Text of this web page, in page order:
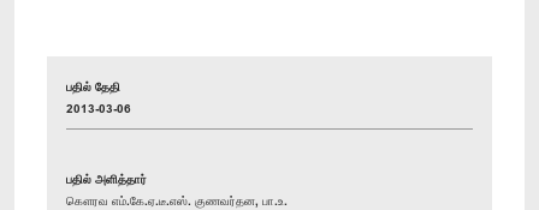
பதில் தேதி
2013-03-06
பதில் அளித்தார்
கௌரவ எம்.கே.ஏ.டீ.எஸ். குணவர்தன, பா.உ.